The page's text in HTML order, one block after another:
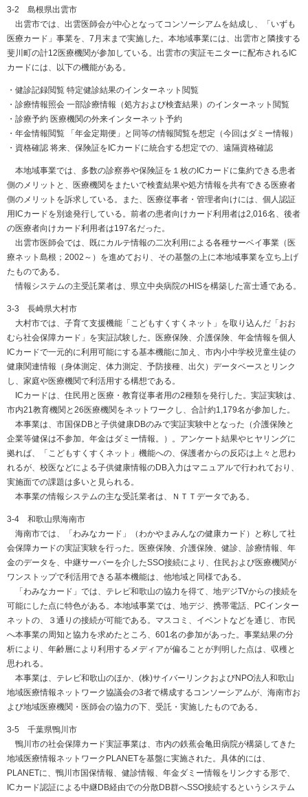
3-2 島根県出雲市
出雲市では、出雲医師会が中心となってコンソーシアムを結成し、「いずも
医療カード」事業を、7月末まで実施した。本地域事業には、出雲市と隣接する
斐川町の計12医療機関が参加している。出雲市の実証モニターに配布されるIC
カードには、以下の機能がある。
・健診記録閲覧 特定健診結果のインターネット閲覧
・診療情報照会 一部診療情報（処方および検査結果）のインターネット閲覧
・診療予約 医療機関の外来インターネット予約
・年金情報閲覧 「年金定期便」と同等の情報閲覧を想定（今回はダミー情報）
・資格確認 将来、保険証をICカードに統合する想定での、遠隔資格確認
本地域事業では、多数の診察券や保険証を１枚のICカードに集約できる患者
側のメリットと、医療機関をまたいで検査結果や処方情報を共有できる医療者
側のメリットを訴求している。また、医療従事者・管理者向けには、個人認証
用ICカードを別途発行している。前者の患者向けカード利用者は2,016名、後者
の医療者向けカード利用者は197名だった。
出雲市医師会では、既にカルテ情報の二次利用による各種サーベイ事業（医
療ネット島根；2002～）を進めており、その基盤の上に本地域事業を立ち上げ
たものである。
情報システムの主受託業者は、県立中央病院のHISを構築した富士通である。
3-3 長崎県大村市
大村市では、子育て支援機能「こどもすくすくネット」を取り込んだ「おお
むら社会保障カード」を実証試験した。医療保険、介護保険、年金情報を個人
ICカードで一元的に利用可能にする基本機能に加え、市内小中学校児童生徒の
健康関連情報（身体測定、体力測定、予防接種、出欠）データベースとリンク
し、家庭や医療機関で利活用する構想である。
ICカードは、住民用と医療・教育従事者用の2種類を発行した。実証実験は、
市内21教育機関と26医療機関をネットワークし、合計約1,179名が参加した。
本事業は、市国保DBと子供健康DBのみで実証実験中となった（介護保険と
企業等健保は不参加。年金はダミー情報。）。アンケート結果やヒヤリングに
拠れば、「こどもすくすくネット」機能への、保護者からの反応は上々と思わ
れるが、校医などによる子供健康情報のDB入力はマニュアルで行われており、
実施面での課題は多いと見られる。
本事業の情報システムの主な受託業者は、ＮＴＴデータである。
3-4 和歌山県海南市
海南市では、「わみなカード」（わかやまみんなの健康カード）と称して社
会保障カードの実証実験を行った。医療保険、介護保険、健診、診療情報、年
金のデータを、中継サーバーを介したSSO接続により、住民および医療機関が
ワンストップで利活用できる基本機能は、他地域と同様である。
「わみなカード」では、テレビ和歌山の協力を得て、地デジTVからの接続を
可能にした点に特色がある。本地域事業では、地デジ、携帯電話、PCインター
ネットの、３通りの接続が可能である。マスコミ、イベントなどを通じ、市民
へ本事業の周知と協力を求めたところ、601名の参加があった。事業結果の分
析により、年齢層により利用するメディアが偏ることが判明した点は、収穫と
思われる。
本事業は、テレビ和歌山のほか、(株)サイバーリンクおよびNPO法人和歌山
地域医療情報ネットワーク協議会の3者で構成するコンソーシアムが、海南市お
よび地域医療機関・医師会の協力の下、受託・実施したものである。
3-5 千葉県鴨川市
鴨川市の社会保障カード実証事業は、市内の鉄蕉会亀田病院が構築してきた
地域医療情報ネットワークPLANETを基盤に実施された。具体的には、
PLANETに、鴨川市国保情報、健診情報、年金ダミー情報をリンクする形で、
ICカード認証による中継DB経由での分散DB群へSSO接続するというシステム